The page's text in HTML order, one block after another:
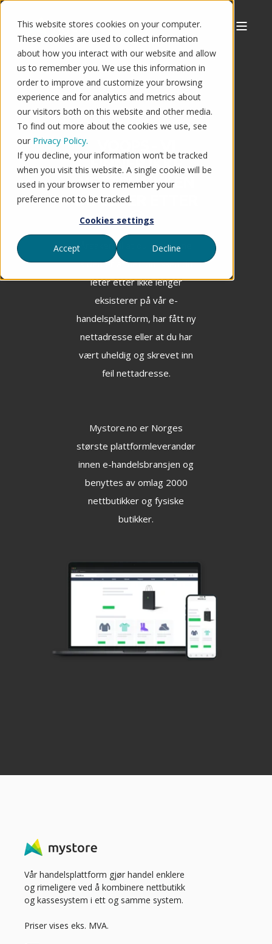
This website stores cookies on your computer.
These cookies are used to collect information
about how you interact with our website and allow
us to remember you. We use this information in
order to improve and customize your browsing
experience and for analytics and metrics about
our visitors both on this website and other media.
To find out more about the cookies we use, see
our Privacy Policy.
If you decline, your information won’t be tracked
when you visit this website. A single cookie will be
used in your browser to remember your
preference not to be tracked.
Cookies settings
Accept Decline
FINNER IKKE
NETTBUTIKKEN
DU LETER ETTER
🤔
Årsaken til at du ser denne
siden er at nettbutikken du
leter etter ikke lenger
eksisterer på vår e-
handelsplattform, har fått ny
nettadresse eller at du har
vært uheldig og skrevet inn
feil nettadresse.
Mystore.no er Norges
største plattformleverandør
innen e-handelsbransjen og
benyttes av omlag 2000
nettbutikker og fysiske
butikker.
Vår handelsplattform gjør handel enklere
og rimeligere ved å kombinere nettbutikk
og kassesystem i ett og samme system.
Priser vises eks. MVA.